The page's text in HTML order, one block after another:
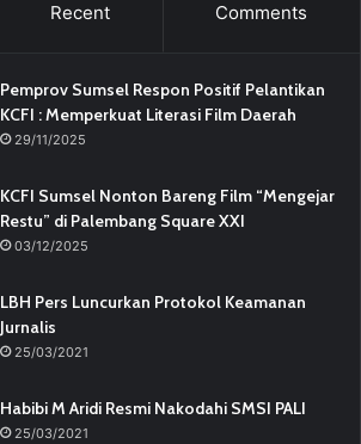
Recent Comments
Pemprov Sumsel Respon Positif Pelantikan
KCFI : Memperkuat Literasi Film Daerah
29/11/2025
KCFI Sumsel Nonton Bareng Film “Mengejar
Restu” di Palembang Square XXI
03/12/2025
LBH Pers Luncurkan Protokol Keamanan
Jurnalis
25/03/2021
Habibi M Aridi Resmi Nakodahi SMSI PALI
25/03/2021